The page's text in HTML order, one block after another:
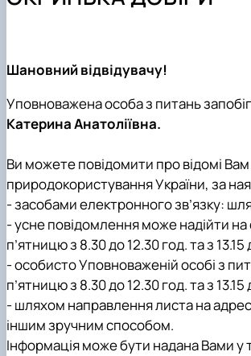
Нормативні документи
Практичне навчання
Скринька довіри
Інструкції та алгоритми дій
Роботодавці
Наукові гуртки
Співпраця у навчальній, науковій,
Шановний відвідувачу!
Уповноважена особа з питань
Катерина Анатоліївна.
Ви можете повідомити про відомі
природокористування України, за
- засобами електронного зв’язку:
- усне повідомлення може надійти на
п’ятницю з 8.30 до 12.30 год. та з 13.15
- особисто Уповноваженій особі з
п’ятницю з 8.30 до 12.30 год. та з
- шляхом направлення листа на
іншим зручним способом.
Інформація може бути надана Вами